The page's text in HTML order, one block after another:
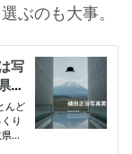
ぶのも大事。